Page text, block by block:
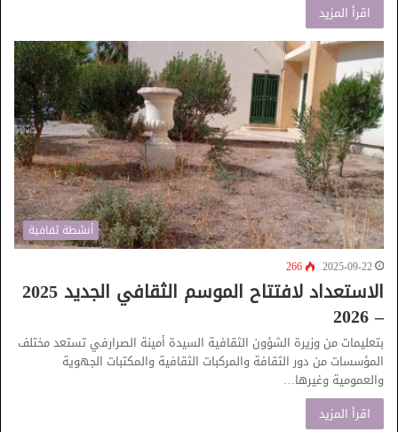
اقرأ المزيد
أنشطة ثقافية
2025-09-22
266
الاستعداد لافتتاح الموسم الثقافي الجديد 2025
– 2026
بتعليمات من وزيرة الشؤون الثقافية السيدة أمينة الصرارفي تستعد مختلف
المؤسسات من دور الثقافة والمركبات الثقافية والمكتبات الجهوية
والعمومية وغيرها…
اقرأ المزيد